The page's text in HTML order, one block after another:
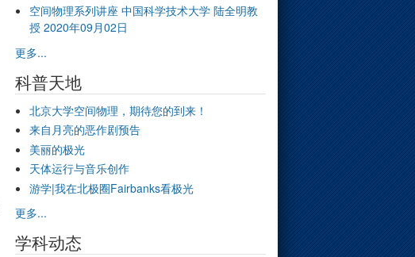
空间物理系列讲座 中国科学技术大学 陆全明教
授 2020年09月02日
更多...
科普天地
北京大学空间物理，期待您的到来！
来自月亮的恶作剧预告
美丽的极光
天体运行与音乐创作
游学|我在北极圈Fairbanks看极光
更多...
学科动态